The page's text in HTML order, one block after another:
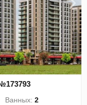
Ванных:2